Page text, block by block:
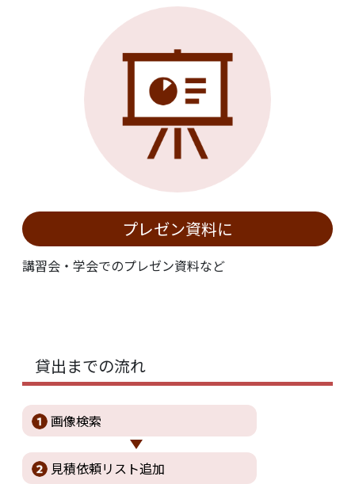
プレゼン資料に
講習会・学会でのプレゼン資料など
貸出までの流れ
画像検索
見積依頼リスト追加